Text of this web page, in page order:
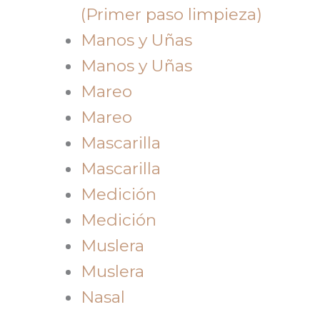
(Primer paso limpieza)
Manos y Uñas
Manos y Uñas
Mareo
Mareo
Mascarilla
Mascarilla
Medición
Medición
Muslera
Muslera
Nasal